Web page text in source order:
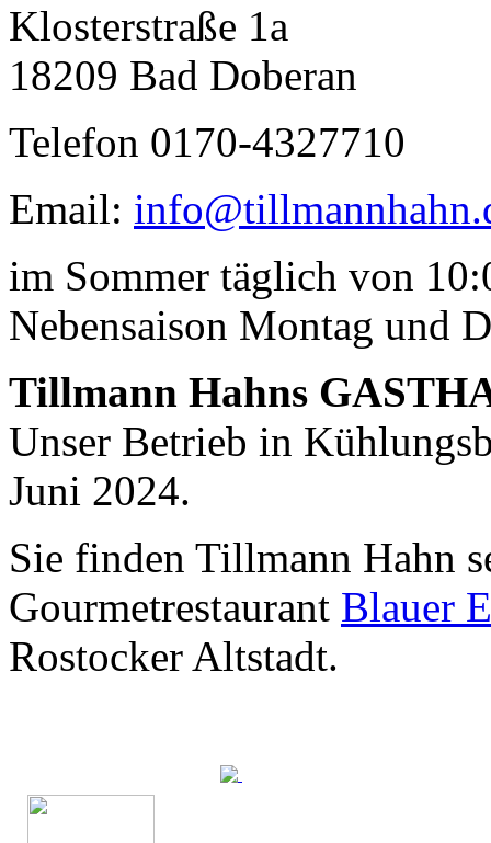
Klosterstraße 1a
18209 Bad Doberan
Telefon 0170-4327710
Email:
im Sommer täglich von
Nebensaison Montag und
Tillmann Hahns
Unser Betrieb in
Juni 2024.
Sie finden Tillmann Hahn
Gourmetrestaurant Blauer
Rostocker Altstadt.